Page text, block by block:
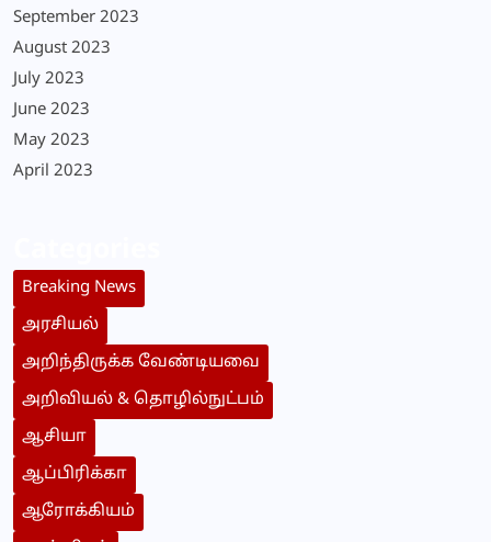
September 2023
August 2023
July 2023
June 2023
May 2023
April 2023
Breaking News
அரசியல்
அறிந்திருக்க வேண்டியவை
அறிவியல் & தொழில்நுட்பம்
ஆசியா
ஆப்பிரிக்கா
ஆரோக்கியம்